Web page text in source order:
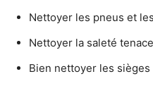
Nettoyer les pneus et
Nettoyer la saleté
Bien nettoyer les sièges